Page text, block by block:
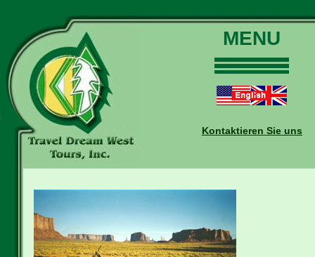
MENU
Touren
Daten und Preise
Buchungen
Auskünfte
Reise-Blog
Kontaktieren Sie uns